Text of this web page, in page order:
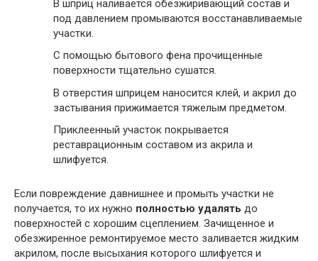
В шприц наливается обезжиривающий состав и
под давлением промываются восстанавливаемые
участки.
С помощью бытового фена прочищенные
поверхности тщательно сушатся.
В отверстия шприцем наносится клей, и акрил до
застывания прижимается тяжелым предметом.
Приклеенный участок покрывается
реставрационным составом из акрила и
шлифуется.
Если повреждение давнишнее и промыть участки не
получается, то их нужно полностью удалять до
поверхностей с хорошим сцеплением. Зачищенное и
обезжиренное ремонтируемое место заливается жидким
акрилом, после высыхания которого шлифуется и